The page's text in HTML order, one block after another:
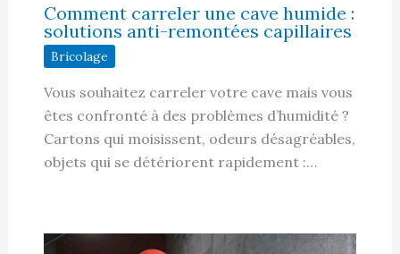
Comment carreler une cave humide :
solutions anti-remontées capillaires
Bricolage
Vous souhaitez carreler votre cave mais vous
êtes confronté à des problèmes d’humidité ?
Cartons qui moisissent, odeurs désagréables,
objets qui se détériorent rapidement :…